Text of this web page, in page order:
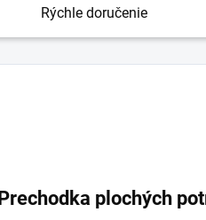
Rýchle doručenie
Prechodka plochých